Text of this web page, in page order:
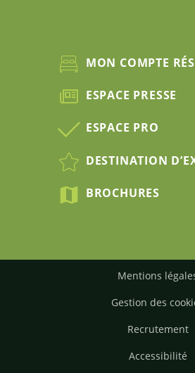
MON COMPTE
ESPACE PRESSE
ESPACE PRO
DESTINATION
BROCHURES
Mentions
Gestion des
Recrutement
Accessibilité